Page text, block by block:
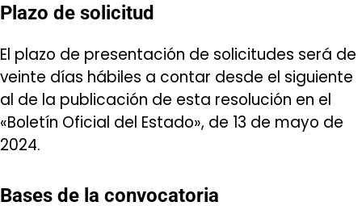
Plazo de solicitud
El plazo de presentación de solicitudes será de
veinte días hábiles a contar desde el siguiente
al de la publicación de esta resolución en el
«Boletín Oficial del Estado», de 13 de mayo de
2024.
Bases de la convocatoria